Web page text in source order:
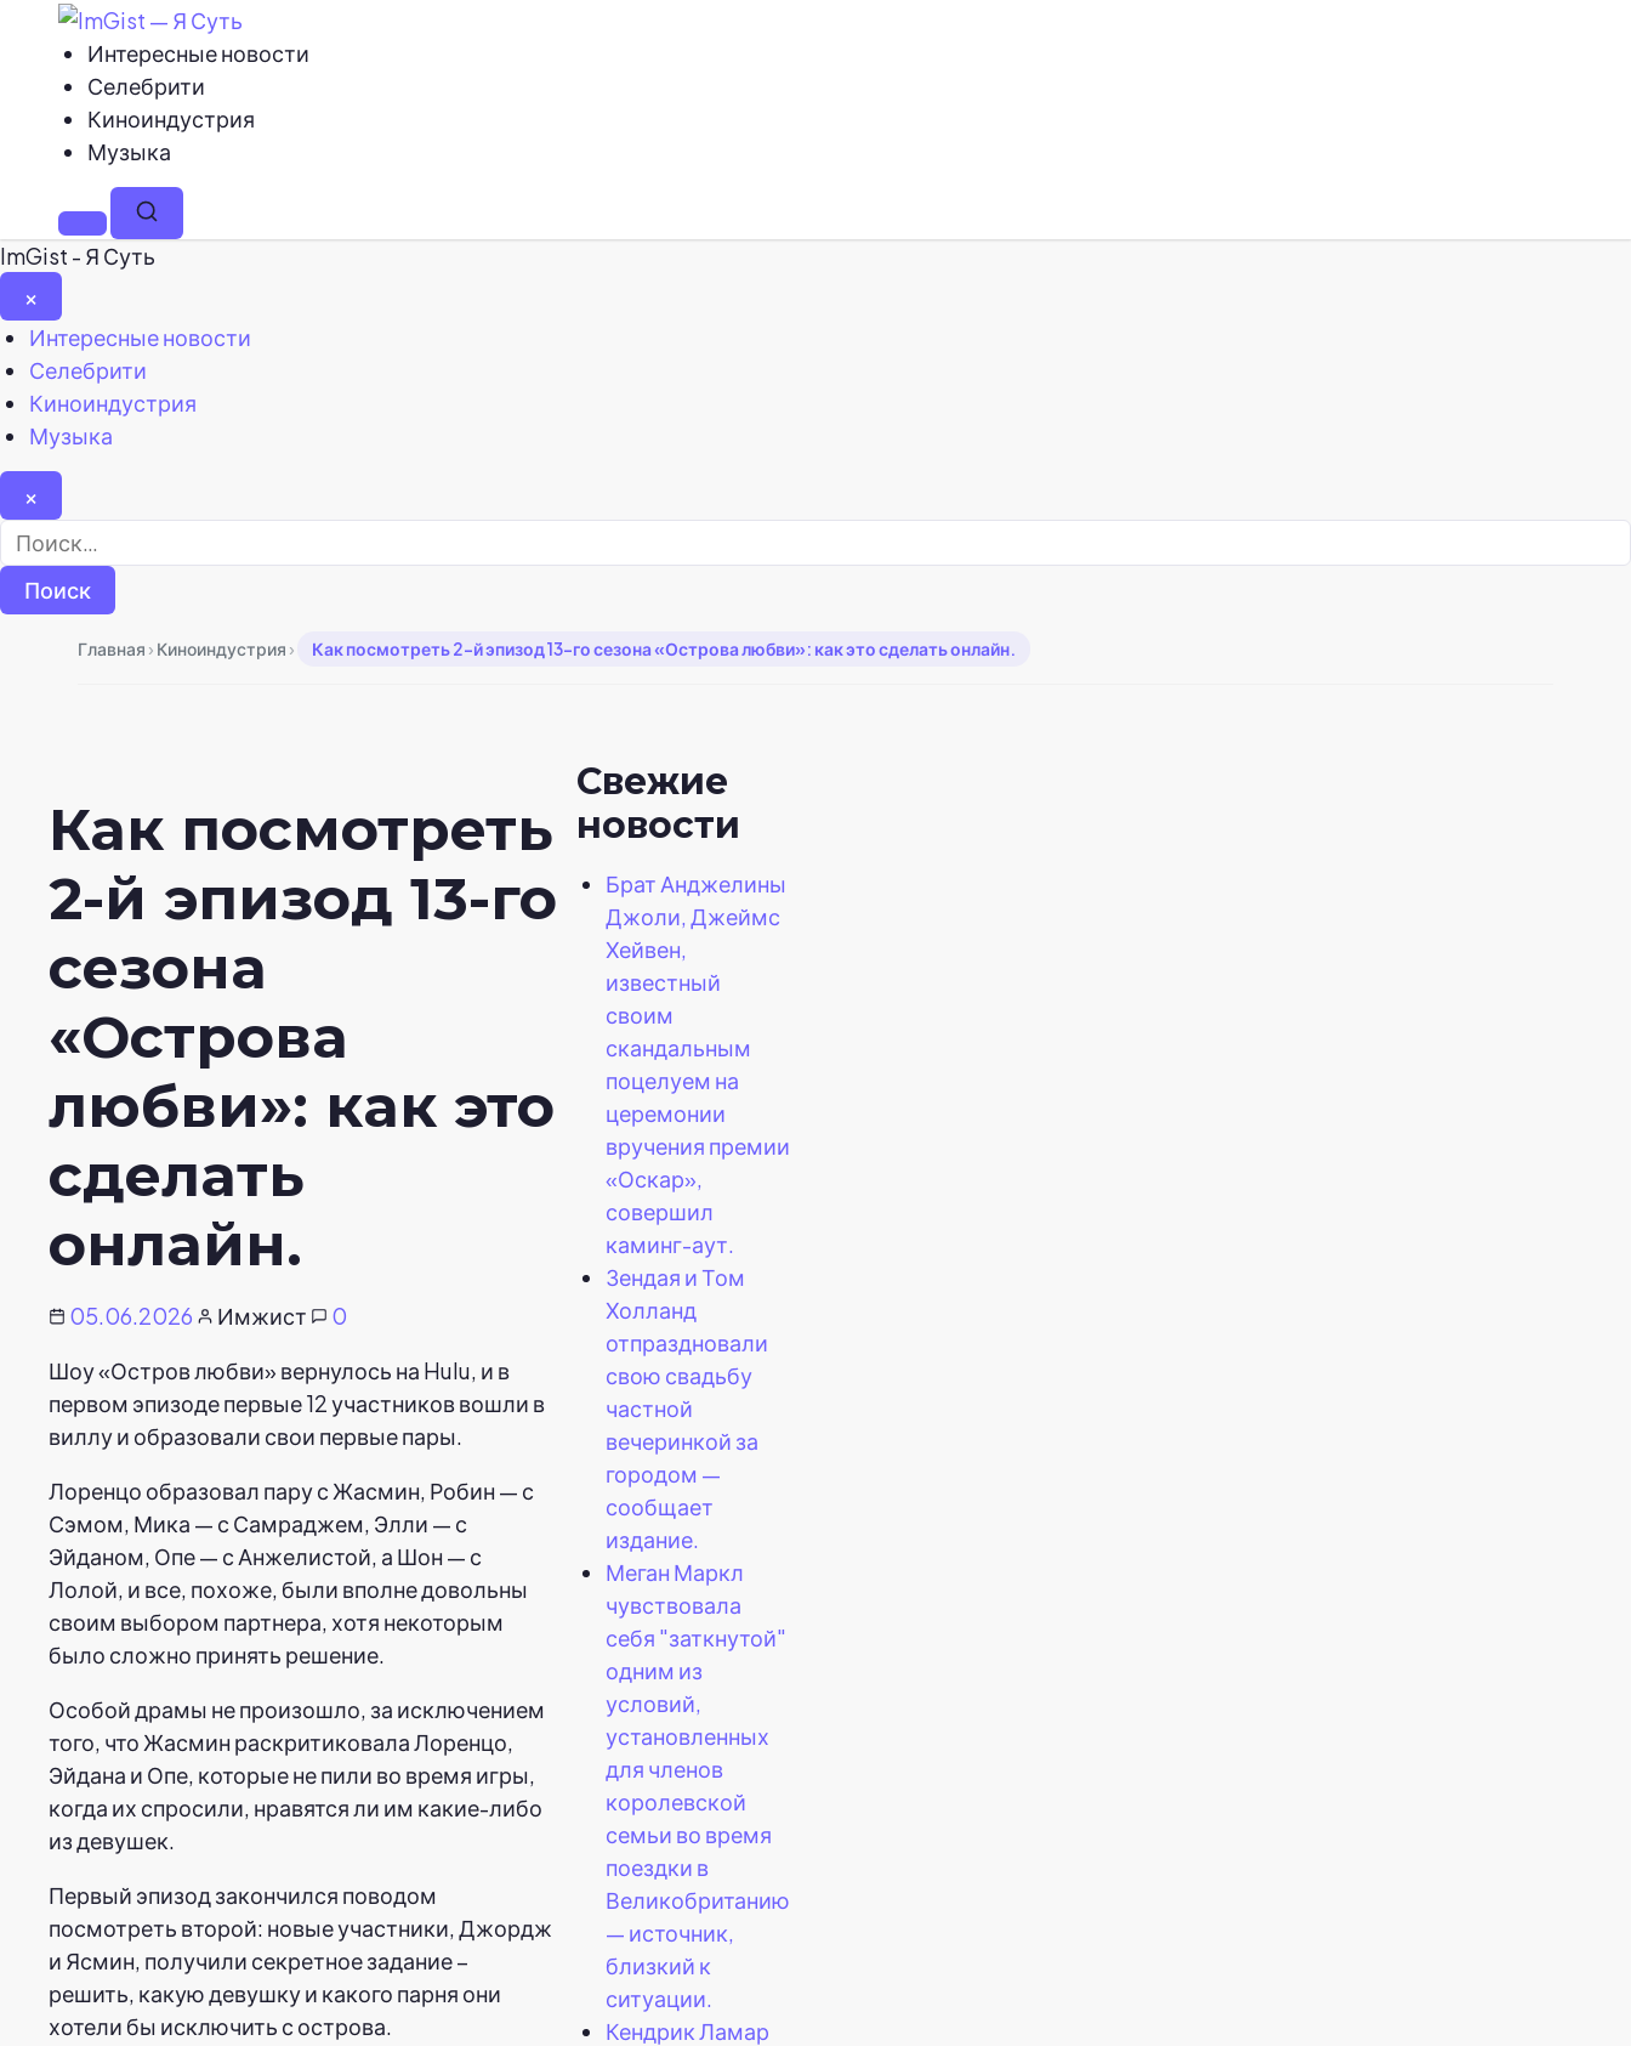
Интересные новости
Селебрити
Киноиндустрия
Музыка
МенюПоиск
ImGist - Я Суть
×
Закрыть
меню
Интересные новости
Селебрити
Киноиндустрия
Музыка
×
Найти:
Главная › Киноиндустрия › Как посмотреть 2-й эпизод 13-го сезона «Острова любви»: как это сделать онлайн.
Как посмотреть
2-й эпизод 13-го
сезона
«Острова
любви»: как это
сделать
онлайн.
05.06.2026 Имжист
0
Шоу «Остров любви» вернулось на Hulu, и в
первом эпизоде первые 12 участников вошли в
виллу и образовали свои первые пары.
Лоренцо образовал пару с Жасмин, Робин — с
Сэмом, Мика — с Самраджем, Элли — с
Эйданом, Опе — с Анжелистой, а Шон — с
Лолой, и все, похоже, были вполне довольны
своим выбором партнера, хотя некоторым
было сложно принять решение.
Особой драмы не произошло, за исключением
того, что Жасмин раскритиковала Лоренцо,
Эйдана и Опе, которые не пили во время игры,
когда их спросили, нравятся ли им какие-либо
из девушек.
Первый эпизод закончился поводом
посмотреть второй: новые участники, Джордж
и Ясмин, получили секретное задание –
решить, какую девушку и какого парня они
хотели бы исключить с острова.
Свежие
новости
Брат Анджелины
Джоли, Джеймс
Хейвен,
известный
своим
скандальным
поцелуем на
церемонии
вручения премии
«Оскар»,
совершил
каминг-аут.
Зендая и Том
Холланд
отпраздновали
свою свадьбу
частной
вечеринкой за
городом —
сообщает
издание.
Меган Маркл
чувствовала
себя "заткнутой"
одним из
условий,
установленных
для членов
королевской
семьи во время
поездки в
Великобританию
— источник,
близкий к
ситуации.
Кендрик Ламар